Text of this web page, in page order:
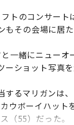
トのコンサー
その会場に居た
一緒にニューオ
ショット写真
るマリガンは
ウボーイハット
（55）だった。